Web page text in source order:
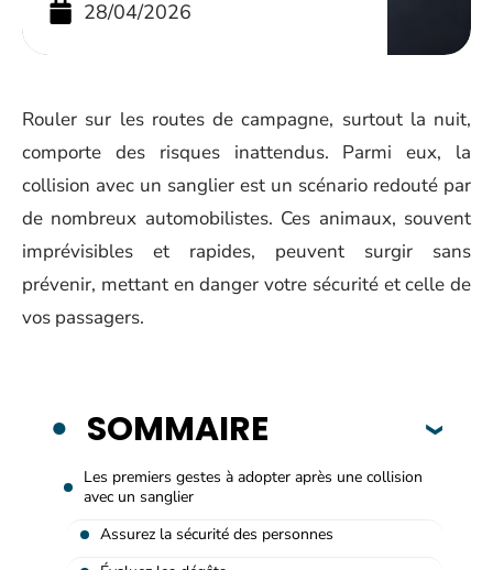
28/04/2026
Rouler sur les routes de campagne, surtout la nuit,
comporte des risques inattendus. Parmi eux, la
collision avec un sanglier est un scénario redouté par
de nombreux automobilistes. Ces animaux, souvent
imprévisibles et rapides, peuvent surgir sans
prévenir, mettant en danger votre sécurité et celle de
vos passagers.
SOMMAIRE
Les premiers gestes à adopter après une collision
avec un sanglier
Assurez la sécurité des personnes